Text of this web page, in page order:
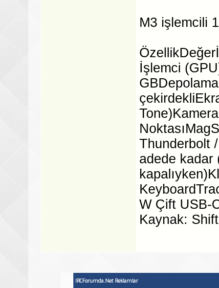
M3 işlemcili
İşlemci
Thunderbolt
adede kadar
W Çift USB-
Kaynak:
IRCForumda.Net Reklamlar